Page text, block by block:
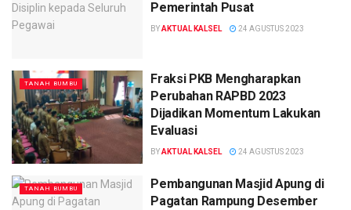
Pemerintah Pusat
BYAKTUAL KALSEL 24 AGUSTUS 2023
TANAH BUMBU
Fraksi PKB Mengharapkan
Perubahan RAPBD 2023
Dijadikan Momentum Lakukan
Evaluasi
BYAKTUAL KALSEL 24 AGUSTUS 2023
TANAH BUMBU
Pembangunan Masjid Apung di
Pagatan Rampung Desember